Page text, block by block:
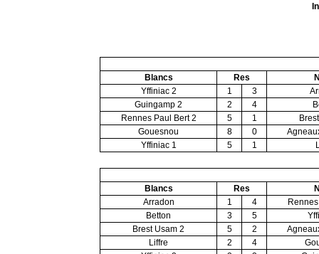
Blancs Res
Yffiniac 2
1 3
Guingamp 2
2 4
Rennes Paul Bert 2
5 1
Gouesnou
8 0
Yffiniac 1
5 1
Blancs Res
Arradon
1 4
Betton
3 5
Brest Usam 2
5 2
Liffre
2 4